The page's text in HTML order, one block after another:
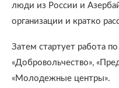
люди из России и
организации и кратко
Затем стартует работа
«Добровольчество»,
«Молодежные центры».